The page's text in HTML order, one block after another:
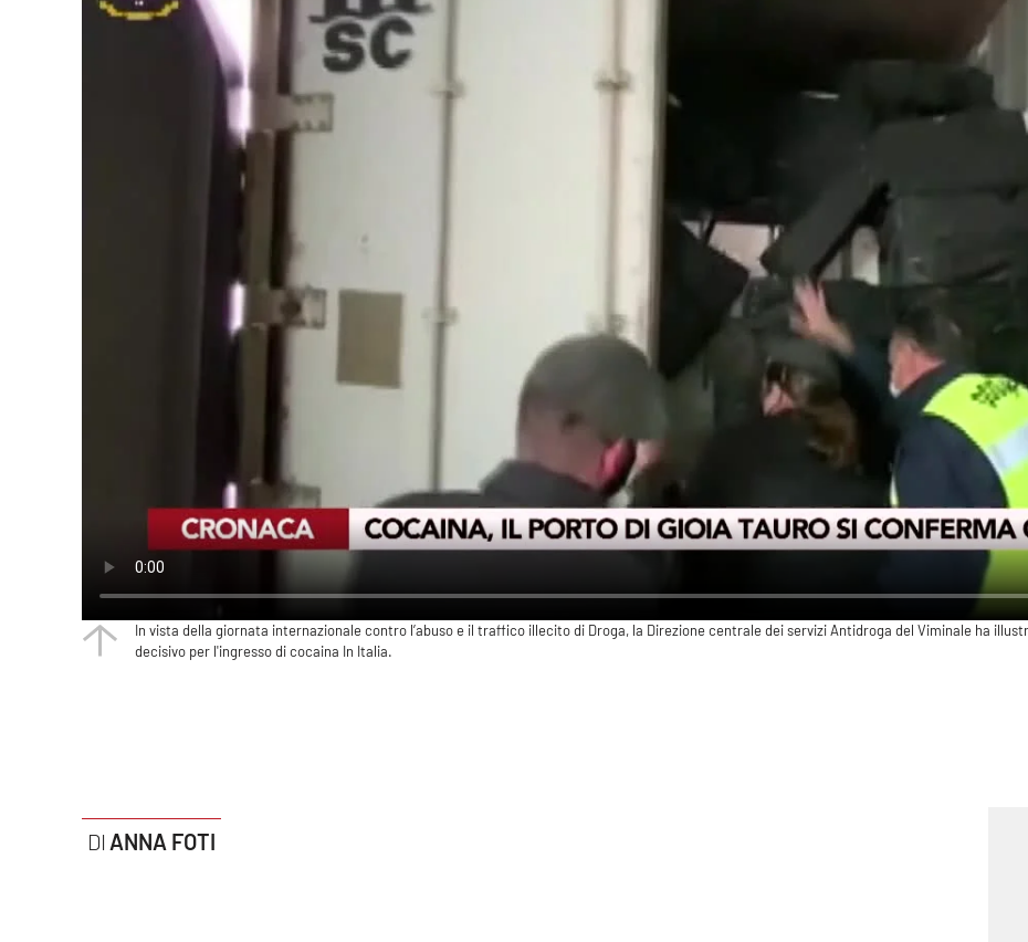
Imprese Di Calabria
In vista della giornata internazionale contro l’abuso e il traffico illecito di Droga, la Direzione centrale dei servizi Antidroga del Viminale ha
decisivo per l'ingresso di cocaina In Italia.
ANNA FOTI